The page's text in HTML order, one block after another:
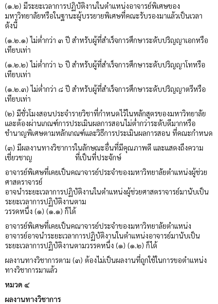
(๑.๒) มีระยะเวลาการปฏิบัติงานในตำแหน่งอาจารย์พิเศษของ
มหาวิทยาลัยหรือในฐานะผู้บรรยายพิเศษที่คณะรับรองมาแล้วเป็นเวลา
ดังนี้
(๑.๒.๑) ไม่ต่ำกว่า ๓ ปี สำหรับผู้ที่สำเร็จการศึกษาระดับปริญญาเอกหรือ
เทียบเท่า
(๑.๒.๒) ไม่ต่ำกว่า ๖ ปี สำหรับผู้ที่สำเร็จการศึกษาระดับปริญญาโทหรือ
เทียบเท่า
(๑.๒.๓) ไม่ต่ำกว่า ๘ ปี สำหรับผู้ที่สำเร็จการศึกษาระดับปริญญาตรีหรือ
เทียบเท่า
(๒) มีชั่วโมงสอนประจำรายวิชาที่กำหนดไว้ในหลักสูตรของมหาวิทยาลัย
และต้องผ่านเกณฑ์การประเมินผลการสอนไม่ต่ำกว่าระดับดีมากหรือ
ชำนาญพิเศษตามหลักเกณฑ์และวิธีการประเมินผลการสอน ที่คณะกำหนด
(๓) มีผลงานทางวิชาการในลักษณะอื่นที่มีคุณภาพดี และแสดงถึงความ
เชี่ยวชาญ ที่เป็นที่ประจักษ์
อาจารย์พิเศษที่เคยเป็นคณาจารย์ประจำของมหาวิทยาลัยตำแหน่งผู้ช่วย
ศาสตราจารย์
อาจนำระยะเวลาการปฏิบัติงานในตำแหน่งผู้ช่วยศาสตราจารย์มานับเป็น
ระยะเวลาการปฏิบัติงานตาม
วรรคหนึ่ง (๑) (๑.๑) ก็ได้
อาจารย์พิเศษที่เคยเป็นคณาจารย์ประจำของมหาวิทยาลัยตำแหน่ง
อาจารย์อาจนำระยะเวลาการปฏิบัติงานในตำแหน่งอาจารย์มานับเป็น
ระยะเวลาการปฏิบัติงานตามวรรคหนึ่ง (๑) (๑.๒) ก็ได้
ผลงานทางวิชาการตาม (๓) ต้องไม่เป็นผลงานที่ถูกใช้ในการขอตำแหน่ง
ทางวิชาการมาแล้ว
หมวด ๔
ผลงานทางวิชาการ